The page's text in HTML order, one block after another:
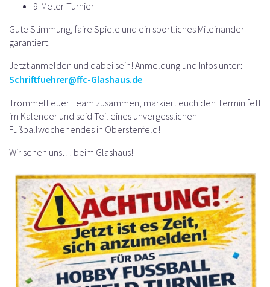
9-Meter-Turnier
Gute Stimmung, faire Spiele und ein sportliches Miteinander
garantiert!
Jetzt anmelden und dabei sein! Anmeldung und Infos unter:
Schriftfuehrer@ffc-Glashaus.de
Trommelt euer Team zusammen, markiert euch den Termin fett
im Kalender und seid Teil eines unvergesslichen
Fußballwochenendes in Oberstenfeld!
Wir sehen uns… beim Glashaus!